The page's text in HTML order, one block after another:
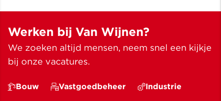
Werken bij Van Wijnen?
We zoeken altijd mensen, neem snel een kijkje
bij onze vacatures.
Bouw Vastgoedbeheer Industrie